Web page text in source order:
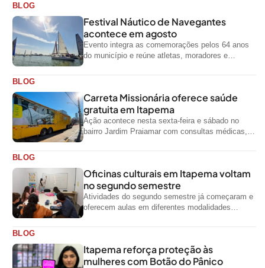
BLOG
Festival Náutico de Navegantes
acontece em agosto
Evento integra as comemorações pelos 64 anos
do município e reúne atletas, moradores e
BLOG
Carreta Missionária oferece saúde
gratuita em Itapema
Ação acontece nesta sexta-feira e sábado no
bairro Jardim Praiamar com consultas médicas,
BLOG
Oficinas culturais em Itapema voltam
no segundo semestre
Atividades do segundo semestre já começaram e
oferecem aulas em diferentes modalidades
BLOG
Itapema reforça proteção às
mulheres com Botão do Pânico